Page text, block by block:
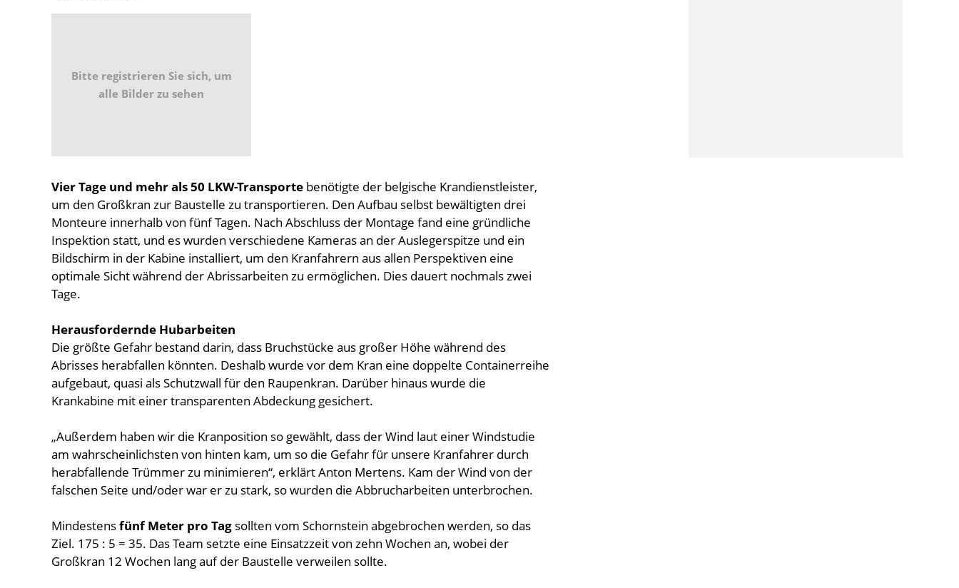
Bitte registrieren Sie sich, um
alle Bilder zu sehen
Vier Tage und mehr als 50 LKW-Transporte benötigte der belgische Krandienstleister,
um den Großkran zur Baustelle zu transportieren. Den Aufbau selbst bewältigten drei
Monteure innerhalb von fünf Tagen. Nach Abschluss der Montage fand eine gründliche
Inspektion statt, und es wurden verschiedene Kameras an der Auslegerspitze und ein
Bildschirm in der Kabine installiert, um den Kranfahrern aus allen Perspektiven eine
optimale Sicht während der Abrissarbeiten zu ermöglichen. Dies dauert nochmals zwei
Tage.
Herausfordernde Hubarbeiten
Die größte Gefahr bestand darin, dass Bruchstücke aus großer Höhe während des
Abrisses herabfallen könnten. Deshalb wurde vor dem Kran eine doppelte Containerreihe
aufgebaut, quasi als Schutzwall für den Raupenkran. Darüber hinaus wurde die
Krankabine mit einer transparenten Abdeckung gesichert.
„Außerdem haben wir die Kranposition so gewählt, dass der Wind laut einer Windstudie
am wahrscheinlichsten von hinten kam, um so die Gefahr für unsere Kranfahrer durch
herabfallende Trümmer zu minimieren“, erklärt Anton Mertens. Kam der Wind von der
falschen Seite und/oder war er zu stark, so wurden die Abbrucharbeiten unterbrochen.
Mindestensfünf Meter pro Tag sollten vom Schornstein abgebrochen werden, so das
Ziel. 175 : 5 = 35. Das Team setzte eine Einsatzzeit von zehn Wochen an, wobei der
Großkran 12 Wochen lang auf der Baustelle verweilen sollte.